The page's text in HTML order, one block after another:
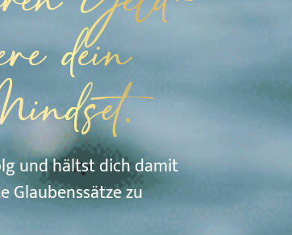
dein
und hältst dich damit
Glaubenssätze zu